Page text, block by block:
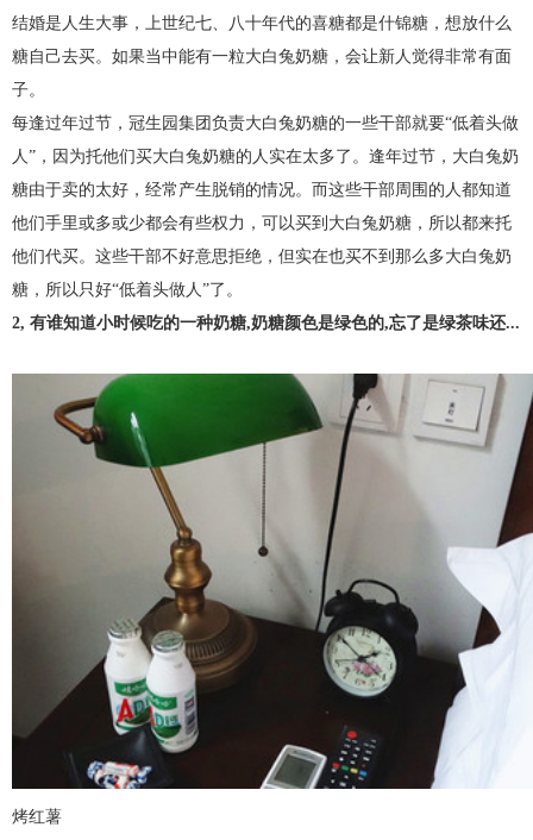
结婚是人生大事，上世纪七、八十年代的喜糖都是什锦糖，想放什么
糖自己去买。如果当中能有一粒大白兔奶糖，会让新人觉得非常有面
子。
每逢过年过节，冠生园集团负责大白兔奶糖的一些干部就要“低着头做
人”，因为托他们买大白兔奶糖的人实在太多了。逢年过节，大白兔奶
糖由于卖的太好，经常产生脱销的情况。而这些干部周围的人都知道
他们手里或多或少都会有些权力，可以买到大白兔奶糖，所以都来托
他们代买。这些干部不好意思拒绝，但实在也买不到那么多大白兔奶
糖，所以只好“低着头做人”了。
2, 有谁知道小时候吃的一种奶糖,奶糖颜色是绿色的,忘了是绿茶味还...
烤红薯